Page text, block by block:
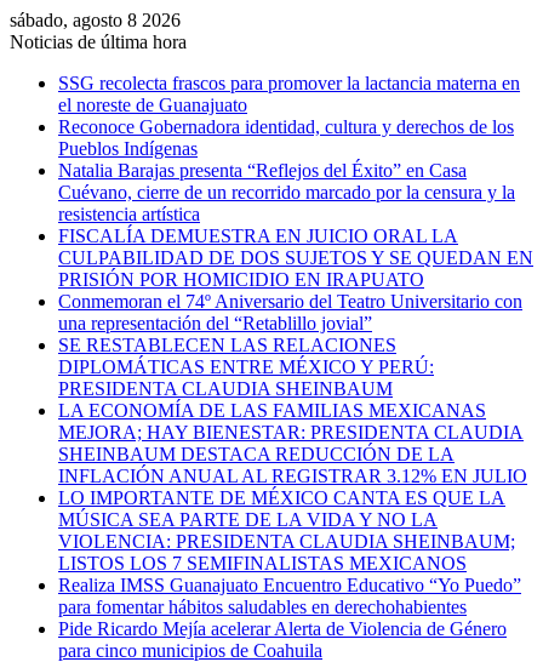
sábado, agosto 8 2026
Noticias de última hora
SSG recolecta frascos para promover la lactancia materna en
el noreste de Guanajuato
Reconoce Gobernadora identidad, cultura y derechos de los
Pueblos Indígenas
Natalia Barajas presenta “Reflejos del Éxito” en Casa
Cuévano, cierre de un recorrido marcado por la censura y la
resistencia artística
FISCALÍA DEMUESTRA EN JUICIO ORAL LA
CULPABILIDAD DE DOS SUJETOS Y SE QUEDAN EN
PRISIÓN POR HOMICIDIO EN IRAPUATO
Conmemoran el 74º Aniversario del Teatro Universitario con
una representación del “Retablillo jovial”
SE RESTABLECEN LAS RELACIONES
DIPLOMÁTICAS ENTRE MÉXICO Y PERÚ:
PRESIDENTA CLAUDIA SHEINBAUM
LA ECONOMÍA DE LAS FAMILIAS MEXICANAS
MEJORA; HAY BIENESTAR: PRESIDENTA CLAUDIA
SHEINBAUM DESTACA REDUCCIÓN DE LA
INFLACIÓN ANUAL AL REGISTRAR 3.12% EN JULIO
LO IMPORTANTE DE MÉXICO CANTA ES QUE LA
MÚSICA SEA PARTE DE LA VIDA Y NO LA
VIOLENCIA: PRESIDENTA CLAUDIA SHEINBAUM;
LISTOS LOS 7 SEMIFINALISTAS MEXICANOS
Realiza IMSS Guanajuato Encuentro Educativo “Yo Puedo”
para fomentar hábitos saludables en derechohabientes
Pide Ricardo Mejía acelerar Alerta de Violencia de Género
para cinco municipios de Coahuila